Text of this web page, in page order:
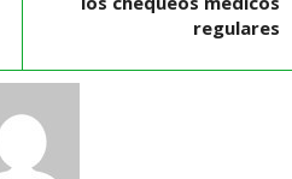
regulares